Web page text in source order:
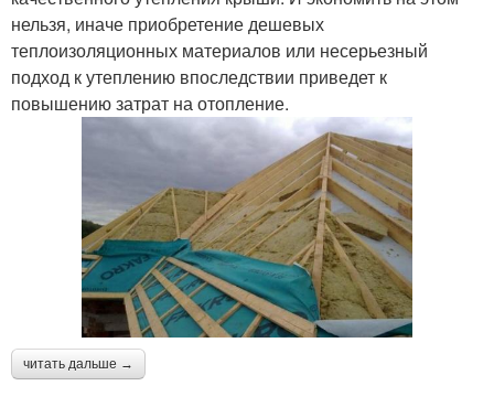
нельзя, иначе приобретение дешевых
теплоизоляционных материалов или несерьезный
подход к утеплению впоследствии приведет к
повышению затрат на отопление.
читать дальше →